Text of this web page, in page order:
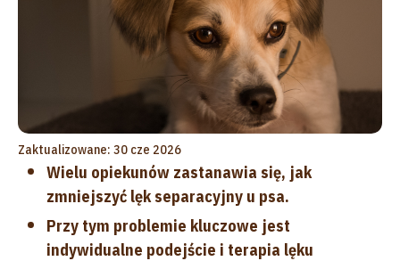
Zaktualizowane: 30 cze 2026
Wielu opiekunów zastanawia się, jak
zmniejszyć lęk separacyjny u psa.
Przy tym problemie kluczowe jest
indywidualne podejście i terapia lęku